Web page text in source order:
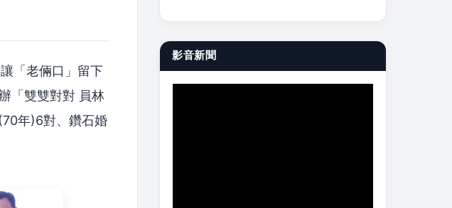
「老倆口」留下
「雙雙對對 員林
年)6對、鑽石婚
影音新聞